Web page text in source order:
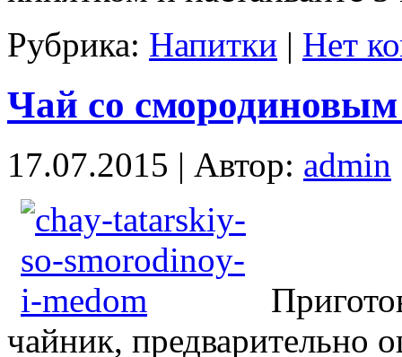
Рубрика: Напитки | Нет
Чай со
17.07.2015 | Автор: admin
чайник, предварительно